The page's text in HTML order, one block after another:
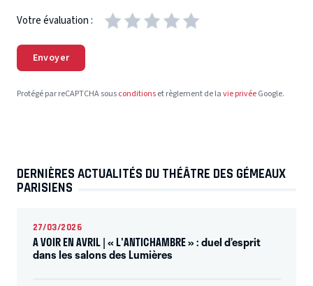
Votre évaluation :
Envoyer
Protégé par reCAPTCHA sousconditionset règlement de lavie privéeGoogle.
DERNIÈRES ACTUALITÉS DU THÉÂTRE DES GÉMEAUX
PARISIENS
27/03/2026
A VOIR EN AVRIL | « L'ANTICHAMBRE » : duel d’esprit
dans les salons des Lumières